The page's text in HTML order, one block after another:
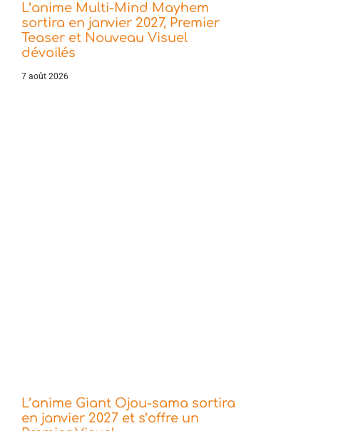
L’anime Multi-Mind Mayhem
sortira en janvier 2027, Premier
Teaser et Nouveau Visuel
dévoilés
7 août 2026
L’anime Giant Ojou-sama sortira
en janvier 2027 et s’offre un